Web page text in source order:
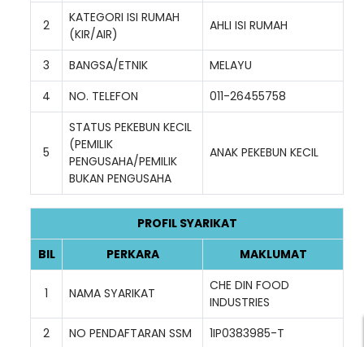
2
KATEGORI ISI RUMAH
(KIR/AIR)
AHLI ISI RUMAH
3 BANGSA/ETNIK
MELAYU
4
NO. TELEFON 011-26455758
5
STATUS PEKEBUN KECIL
(PEMILIK
PENGUSAHA/PEMILIK
BUKAN PENGUSAHA
ANAK PEKEBUN KECIL
PROFIL SYARIKAT
BIL
PERKARA MAKLUMAT
1 NAMA SYARIKAT
CHE DIN FOOD
INDUSTRIES
2
NO PENDAFTARAN SSM
1IP0383985-T